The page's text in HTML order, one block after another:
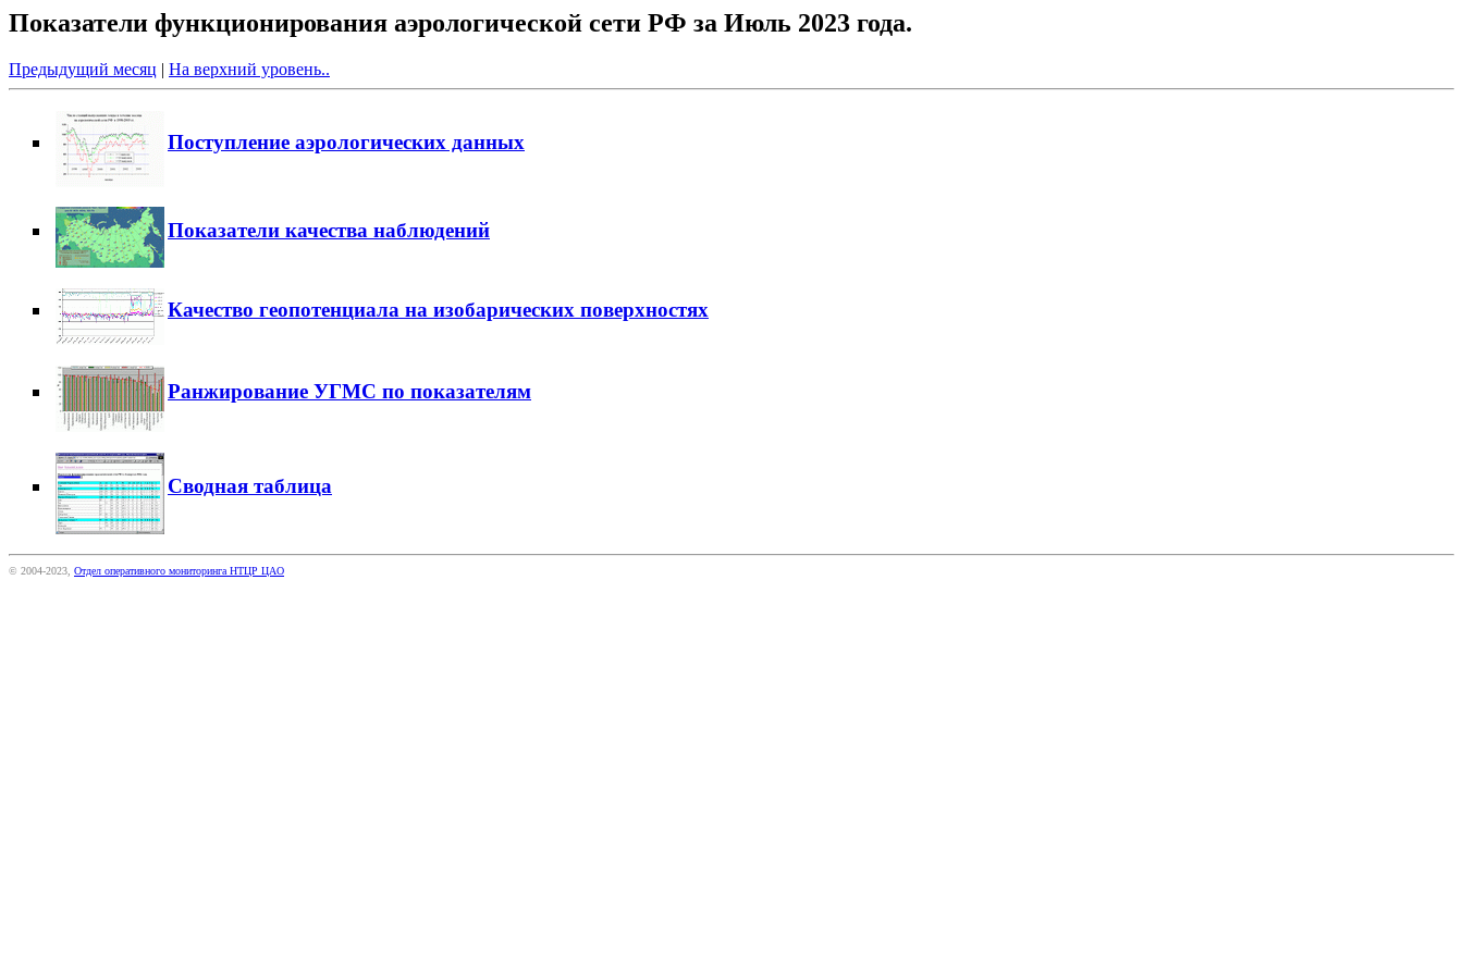
Показатели функционирования аэрологической сети РФ за Июль 2023 года.
Предыдущий месяц | На верхний уровень..
Поступление аэрологических данных
Показатели качества наблюдений
Качество геопотенциала на изобарических поверхностях
Ранжирование УГМС по показателям
Сводная таблица
© 2004-2023, Отдел оперативного мониторинга НТЦР ЦАО